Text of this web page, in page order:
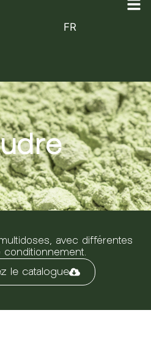
FR
avec différentes
conditionnement.
le catalogue